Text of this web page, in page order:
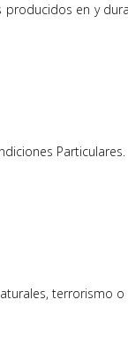
en y
terrorismo